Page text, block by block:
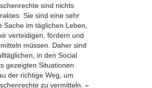
sind nichts
Sie sind eine sehr
Sache im täglichen Leben,
verteidigen, fördern und
müssen. Daher sind
in den Social
gezeigten Situationen
der richtige Weg, um
zu vermitteln. –